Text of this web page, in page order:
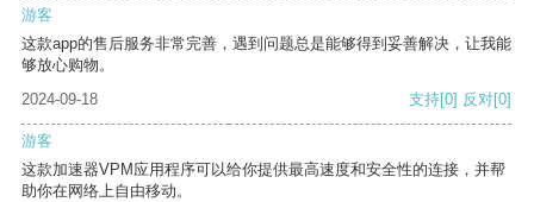
游客
这款app的售后服务非常完善，遇到问题总是能够得到妥善解决，让我能
够放心购物。
2024-09-18
支持[0] 反对[0]
游客
这款加速器VPM应用程序可以给你提供最高速度和安全性的连接，并帮
助你在网络上自由移动。